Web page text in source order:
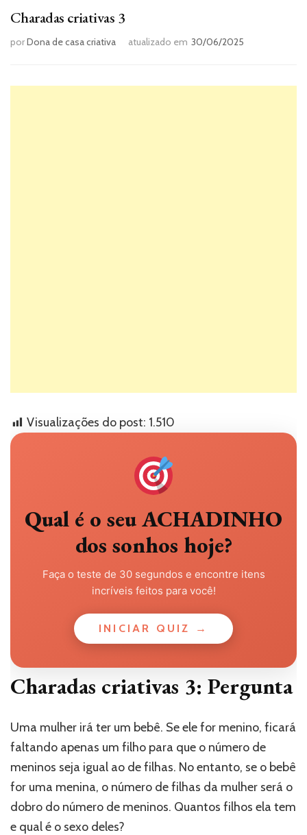
Charadas criativas 3
porDona de casa criativa atualizado em 30/06/2025
Visualizações do post: 1.510
Qual é o seu ACHADINHO
dos sonhos hoje?
Faça o teste de 30 segundos e encontre itens
incríveis feitos para você!
INICIAR QUIZ →
Charadas criativas 3: Pergunta
Uma mulher irá ter um bebê. Se ele for menino, ficará
faltando apenas um filho para que o número de
meninos seja igual ao de filhas. No entanto, se o bebê
for uma menina, o número de filhas da mulher será o
dobro do número de meninos. Quantos filhos ela tem
e qual é o sexo deles?